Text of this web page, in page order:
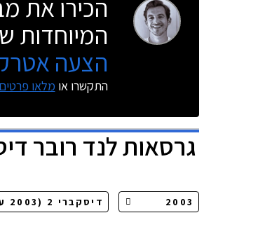
הכירו את
המיוחדות
הצעה
התקשרו או מלאו פרטים
גרסאותלנד רובר